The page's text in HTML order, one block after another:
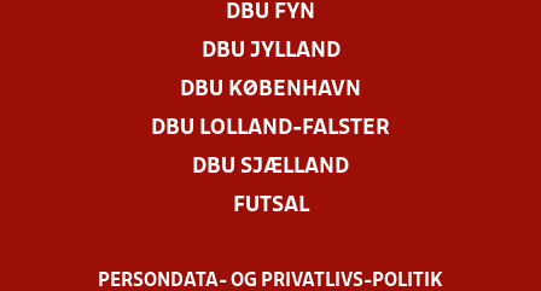
DBU FYN
DBU JYLLAND
DBU KØBENHAVN
DBU LOLLAND-FALSTER
DBU SJÆLLAND
FUTSAL
PERSONDATA- OG PRIVATLIVS-POLITIK